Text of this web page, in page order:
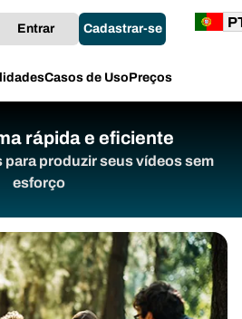
Casos de UsoPreços
Entrar Cadastrar-se
rápida e eficiente
produzir seus vídeos sem
esforço